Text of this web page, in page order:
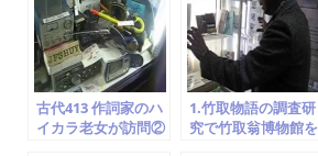
古代413 作詞家のハ
イカラ老女が訪問②
1.竹取物語の調査研
究で竹取翁博物館を